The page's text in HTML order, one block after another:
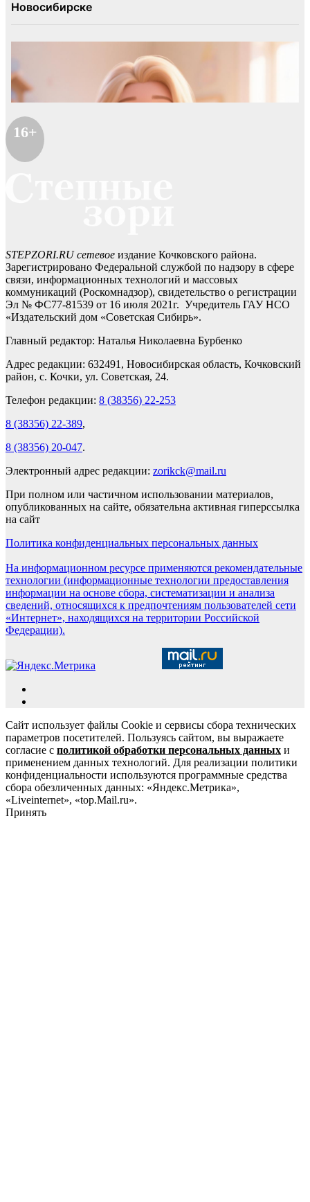
16+
STEPZORI.RU сетевое издание Кочковского района.
Зарегистрировано Федеральной службой по надзору в сфере
связи, информационных технологий и массовых
коммуникаций (Роскомнадзор), свидетельство о регистрации
Эл № ФС77-81539 от 16 июля 2021г. Учредитель ГАУ НСО
«Издательский дом «Советская Сибирь».
Главный редактор: Наталья Николаевна Бурбенко
Адрес редакции: 632491, Новосибирская область, Кочковский
район, с. Кочки, ул. Советская, 24.
Телефон редакции: 8 (38356) 22-253
8 (38356) 22-389,
8 (38356) 20-047.
Электронный адрес редакции: zorikck@mail.ru
При полном или частичном использовании материалов,
опубликованных на сайте, обязательна активная гиперссылка
на сайт
Политика конфиденциальных персональных данных
На информационном ресурсе применяются рекомендательные
технологии (информационные технологии предоставления
информации на основе сбора, систематизации и анализа
сведений, относящихся к предпочтениям пользователей сети
«Интернет», находящихся на территории Российской
Федерации).
Сайт использует файлы Cookie и сервисы сбора технических
параметров посетителей. Пользуясь сайтом, вы выражаете
согласие с политикой обработки персональных данных и
применением данных технологий. Для реализации политики
конфиденциальности используются программные средства
сбора обезличенных данных: «Яндекс.Метрика»,
«Liveinternet», «top.Mail.ru».
Принять